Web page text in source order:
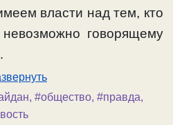
власти над тем, кто
говорящему
, #общество, #правда,